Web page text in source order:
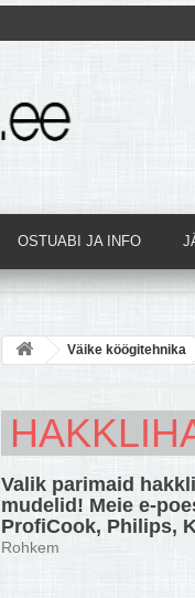
OSTUABI JA INFO
Väike köögitehnika
Valik parimaid
mudelid ! Meie e-
ProfiCook, Philips,
Rohkem